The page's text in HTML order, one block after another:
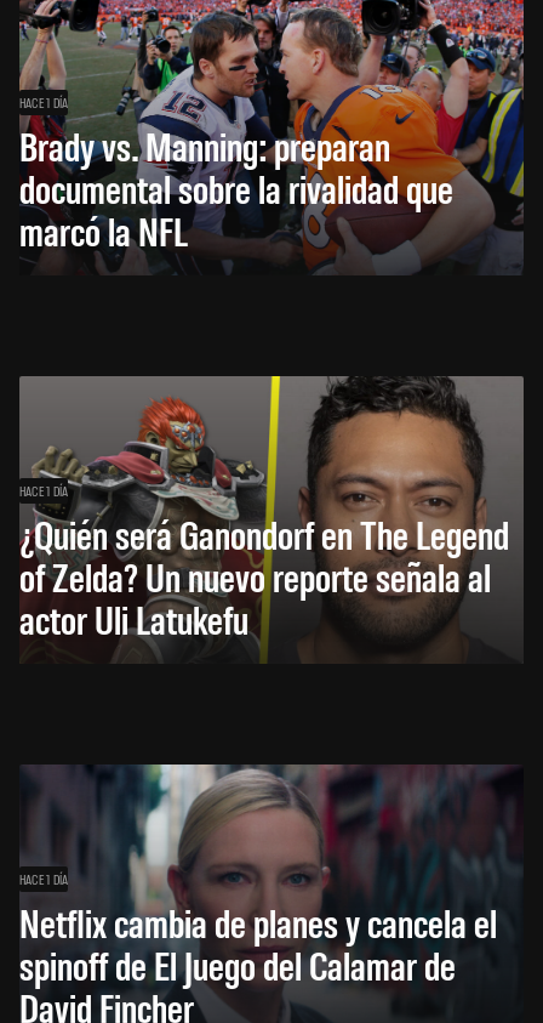
HACE 1 DÍA
Brady vs. Manning: preparan
documental sobre la rivalidad que
marcó la NFL
HACE 1 DÍA
¿Quién será Ganondorf en The Legend
of Zelda? Un nuevo reporte señala al
actor Uli Latukefu
HACE 1 DÍA
Netflix cambia de planes y cancela el
spinoff de El Juego del Calamar de
David Fincher